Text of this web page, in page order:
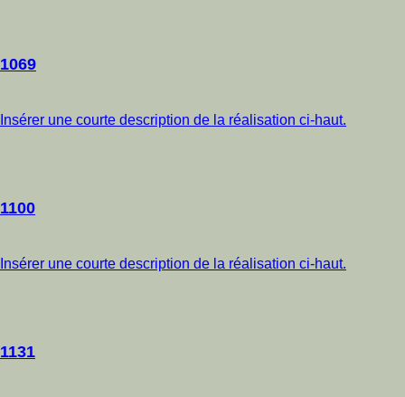
1069
Insérer une courte description de la réalisation ci-haut.
1100
Insérer une courte description de la réalisation ci-haut.
1131